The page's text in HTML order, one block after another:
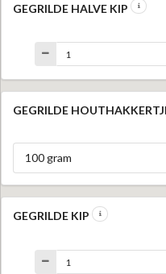
GEGRILDE HALVE KIP
GEGRILDE
100 gram
GEGRILDE KIP